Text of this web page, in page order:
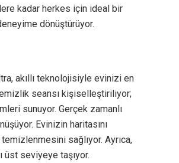
kadar herkes için ideal bir
dönüştürüyor.
akıllı teknolojisiyle evinizi en
seansı kişiselleştiriliyor;
sunuyor. Gerçek zamanlı
Evinizin haritasını
sağlıyor. Ayrıca,
seviyeye taşıyor.